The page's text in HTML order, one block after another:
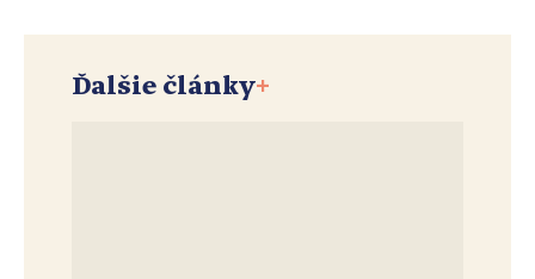
Ďalšie články+